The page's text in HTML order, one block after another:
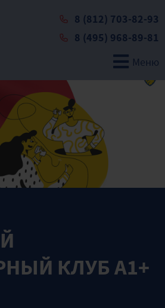
8 (812) 703-82-93
8 (495) 968-89-81
Меню
КЛУБ A1+